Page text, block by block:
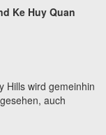
Ke Huy Quan
Hills wird gemeinhin
auch